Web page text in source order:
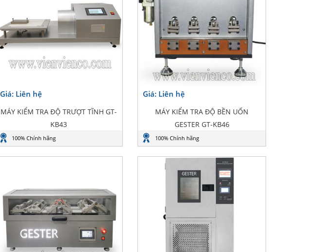
Giá: Liên hệ
MÁY KIỂM TRA ĐỘ TRƯỢT TĨNH GT-
KB43
100% Chính hãng
Giá: Liên hệ
MÁY KIỂM TRA ĐỘ BỀN UỐN
GESTER GT-KB46
100% Chính hãng